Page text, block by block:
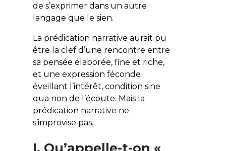
de s’exprimer dans un autre
langage que le sien.
La prédication narrative aurait pu
être la clef d’une rencontre entre
sa pensée élaborée, fine et riche,
et une expression féconde
éveillant l’intérêt, condition sine
qua non de l’écoute. Mais la
prédication narrative ne
s’improvise pas.
I. Qu’appelle-t-on «